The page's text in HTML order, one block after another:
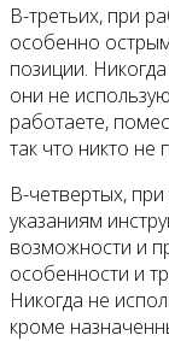
В-третьих, при
особенно
позиции.
они не
работаете,
так что никто не
В-четвертых, при
указаниям
возможности и
особенности и
Никогда не
кроме